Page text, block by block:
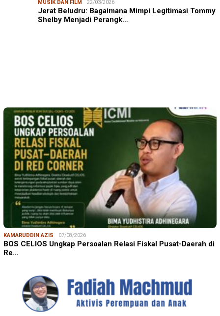
MUSIK DAN FILM 22/03/2026
Jerat Beludru: Bagaimana Mimpi Legitimasi Tommy
Shelby Menjadi Perangk…
KAMARUDDIN AZIS 07/08/2026
BOS CELIOS Ungkap Persoalan Relasi Fiskal Pusat-Daerah di
Re…